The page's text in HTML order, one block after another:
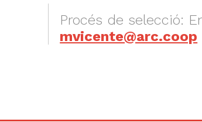
Procés de selecció:
mvicente@arc.coop